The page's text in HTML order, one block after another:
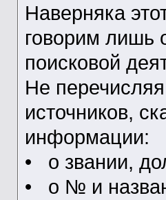
Наверняка
говорим лишь
поисковой
Не
источников,
информации:
• о звании,
• о № и